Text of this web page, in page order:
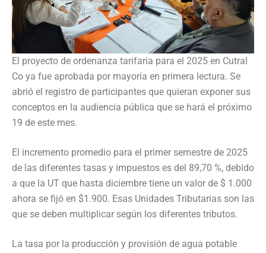
El proyecto de ordenanza tarifaria para el 2025 en Cutral
Co ya fue aprobada por mayoría en primera lectura. Se
abrió el registro de participantes que quieran exponer sus
conceptos en la audiencia pública que se hará el próximo
19 de este mes.
El incremento promedio para el primer semestre de 2025
de las diferentes tasas y impuestos es del 89,70 %, debido
a que la UT que hasta diciembre tiene un valor de $ 1.000
ahora se fijó en $1.900. Esas Unidades Tributarias son las
que se deben multiplicar según los diferentes tributos.
La tasa por la producción y provisión de agua potable